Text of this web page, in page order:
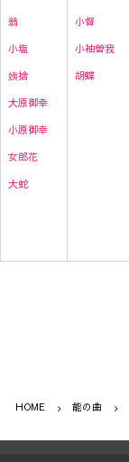
翁
小塩
姨捨
大原御幸
小原御幸
女郎花
大蛇
小督
小袖曽我
胡蝶
HOME 能の曲